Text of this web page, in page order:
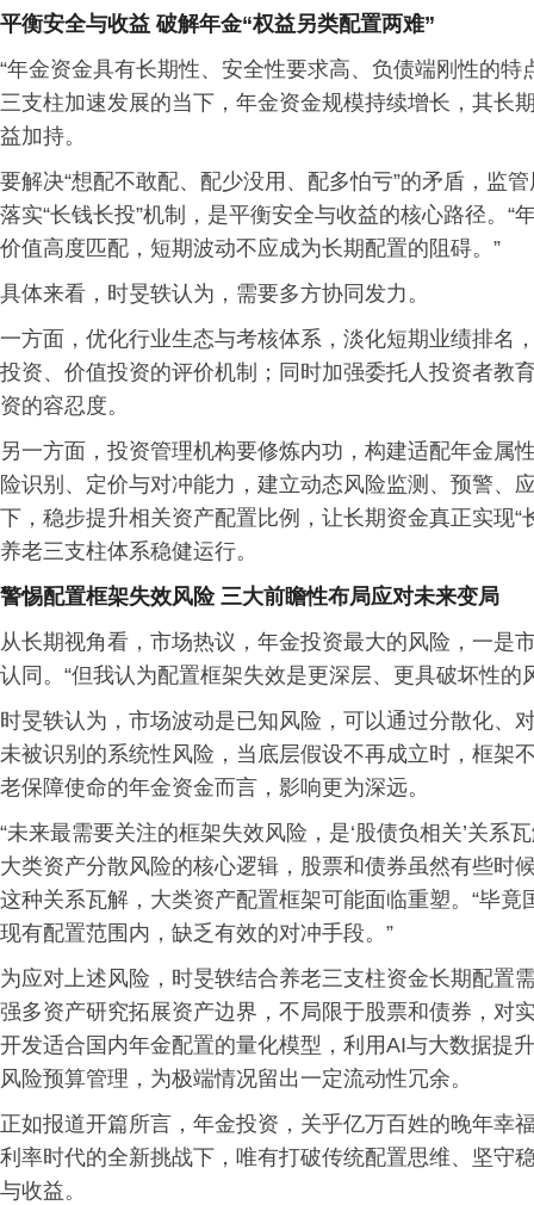
平衡安全与收益 破解年金“权益另类配置两难”
“年金资金具有长期性、安全性要求高、负债端刚性的
三支柱加速发展的当下，年金资金规模持续增长，其长
益加持。
要解决“想配不敢配、配少没用、配多怕亏”的矛盾，监
落实“长钱长投”机制，是平衡安全与收益的核心路径。
价值高度匹配，短期波动不应成为长期配置的阻碍。”
具体来看，时旻轶认为，需要多方协同发力。
一方面，优化行业生态与考核体系，淡化短期业绩排名
投资、价值投资的评价机制；同时加强委托人投资者教
资的容忍度。
另一方面，投资管理机构要修炼内功，构建适配年金属
险识别、定价与对冲能力，建立动态风险监测、预警、
下，稳步提升相关资产配置比例，让长期资金真正实现
养老三支柱体系稳健运行。
警惕配置框架失效风险 三大前瞻性布局应对未来变局
从长期视角看，市场热议，年金投资最大的风险，一是
认同。“但我认为配置框架失效是更深层、更具破坏性的
时旻轶认为，市场波动是已知风险，可以通过分散化、
未被识别的系统性风险，当底层假设不再成立时，框架
老保障使命的年金资金而言，影响更为深远。
“未来最需要关注的框架失效风险，是‘股债负相关’关系
大类资产分散风险的核心逻辑，股票和债券虽然有些时
这种关系瓦解，大类资产配置框架可能面临重塑。“毕
现有配置范围内，缺乏有效的对冲手段。”
为应对上述风险，时旻轶结合养老三支柱资金长期配置
强多资产研究拓展资产边界，不局限于股票和债券，对
开发适合国内年金配置的量化模型，利用AI与大数据提
风险预算管理，为极端情况留出一定流动性冗余。
正如报道开篇所言，年金投资，关乎亿万百姓的晚年幸
利率时代的全新挑战下，唯有打破传统配置思维、坚守
与收益。